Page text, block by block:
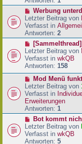
t
a
g
r
B
e
i
t
a
g
N
e
u
e
r
B
e
i
t
a
g
Werbung
Letzter Beitrag von
Verfasst in
Antworten: 2
N
e
u
e
r
B
e
i
t
r
a
g
Letzter Beitrag von
Verfasst in wkQB
Antworten: 158
N
e
u
e
r
B
e
i
t
Mod Menü
Letzter Beitrag von
Verfasst in
Erweiterungen
Antworten: 1
N
e
u
e
Bot kommt
Letzter Beitrag von
Verfasst in wkQB
Antworten: 5